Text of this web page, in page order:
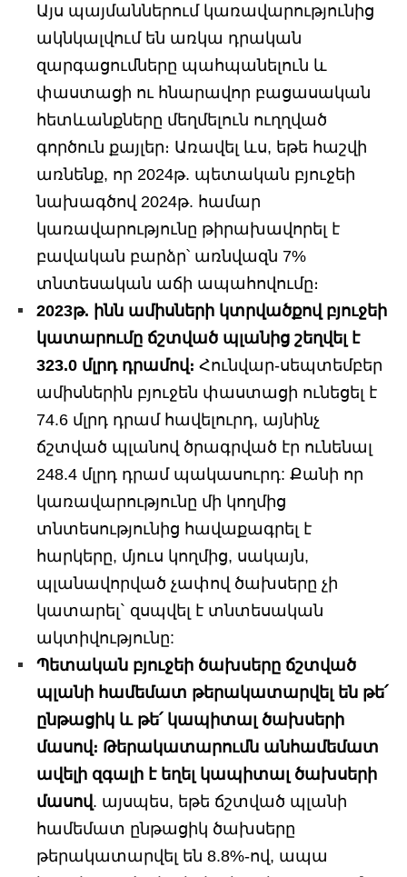
Այս պայմաններում կառավարությունից
ակնկալվում են առկա դրական
զարգացումները պահպանելուն և
փաստացի ու հնարավոր բացասական
հետևանքները մեղմելուն ուղղված
գործուն քայլեր։ Առավել ևս, եթե հաշվի
առնենք, որ 2024թ. պետական բյուջեի
նախագծով 2024թ. համար
կառավարությունը թիրախավորել է
բավական բարձր՝ առնվազն 7%
տնտեսական աճի ապահովումը։
2023թ. ինն ամիսների կտրվածքով բյուջեի
կատարումը ճշտված պլանից շեղվել է
323.0 մլրդ դրամով։ Հունվար-սեպտեմբեր
ամիսներին բյուջեն փաստացի ունեցել է
74.6 մլրդ դրամ հավելուրդ, այնինչ
ճշտված պլանով ծրագրված էր ունենալ
248.4 մլրդ դրամ պակասուրդ: Քանի որ
կառավարությունը մի կողմից
տնտեսությունից հավաքագրել է
հարկերը, մյուս կողմից, սակայն,
պլանավորված չափով ծախսերը չի
կատարել` զսպվել է տնտեսական
ակտիվությունը:
Պետական բյուջեի ծախսերը ճշտված
պլանի համեմատ թերակատարվել են թե՛
ընթացիկ և թե՛ կապիտալ ծախսերի
մասով։ Թերակատարումն անհամեմատ
ավելի զգալի է եղել կապիտալ ծախսերի
մասով. այսպես, եթե ճշտված պլանի
համեմատ ընթացիկ ծախսերը
թերակատարվել են 8.8%-ով, ապա